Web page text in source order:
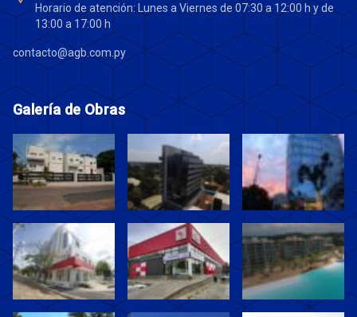
Horario de atención: Lunes a Viernes de 07:30 a 12:00 h y de
13:00 a 17:00 h
contacto@agb.com.py
Galería de Obras